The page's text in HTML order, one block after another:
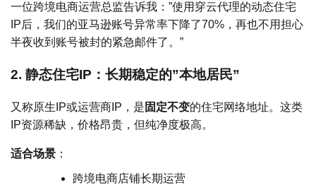
一位跨境电商运营总监告诉我：”使用穿云代理的动态住宅
IP后，我们的亚马逊账号异常率下降了70%，再也不用担心
半夜收到账号被封的紧急邮件了。”
2. 静态住宅IP：长期稳定的”本地居民”
又称原生IP或运营商IP，是 固定不变的住宅网络地址。这类
IP资源稀缺，价格昂贵，但纯净度极高。
适合场景 ：
跨境电商店铺长期运营